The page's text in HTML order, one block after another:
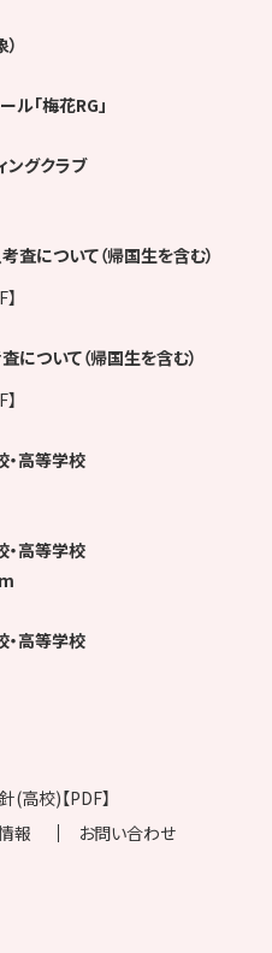
「梅花RG」
ングクラブ
査について（帰国生を含む）
について（帰国生を含む）
高等学校
高等学校
高等学校
高校)【PDF】
報 お問い合わせ